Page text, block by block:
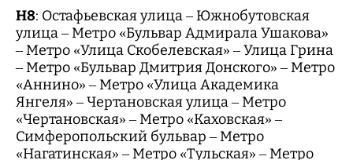
Н8: Остафьевская улица – Южнобутовская
улица – Метро «Бульвар Адмирала Ушакова»
– Метро «Улица Скобелевская» – Улица Грина
– Метро «Бульвар Дмитрия Донского» – Метро
«Аннино» – Метро «Улица Академика
Янгеля» – Чертановская улица – Метро
«Чертановская» – Метро «Каховская» –
Симферопольский бульвар – Метро
«Нагатинская» – Метро «Тульская» – Метро